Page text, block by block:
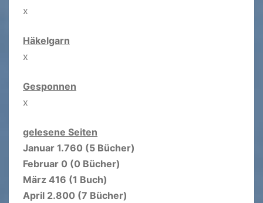
x
Häkelgarn
x
Gesponnen
x
gelesene Seiten
Januar 1.760 (5 Bücher)
Februar 0 (0 Bücher)
März 416 (1 Buch)
April 2.800 (7 Bücher)